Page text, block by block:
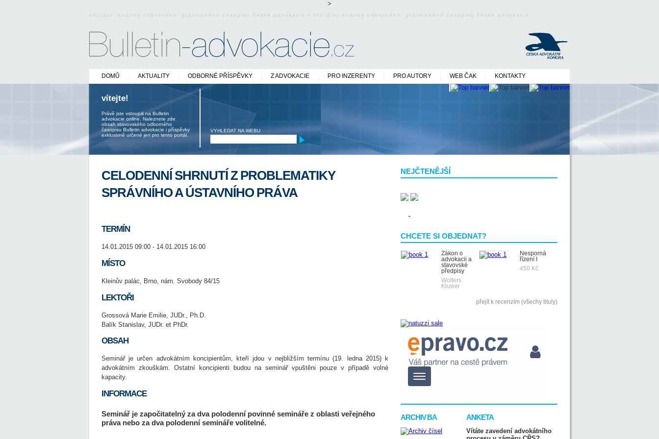
>
oficiální stránky odborného právnického časopisu české advokacie • oficiální stránky odborného právnického časopisu české advokacie
DOMŮ AKTUALITY ODBORNÉ PŘÍSPĚVKY Z ADVOKACIE PRO INZERENTY PRO AUTORY WEB ČAK KONTAKTY
vítejte!
Právě jste vstoupili na Bulletin
advokacie online. Naleznete zde
obsah stavovského odborného
časopisu Bulletin advokacie i příspěvky
exklusivně určené jen pro tento portál.
VYHLEDAT NA WEBU
NEJČTENĚJŠÍ
CHCETE SI OBJEDNAT?
Zákon o
advokacii a
stavovské
předpisy
Wolters
Kluwer
Nesporná
řízení I
450 Kč
přejít k recenzím (všechy tituly)
ARCHIV BA ANKETA
Vítáte zavedení advokátního
CELODENNÍ SHRNUTÍ Z PROBLEMATIKY
SPRÁVNÍHO A ÚSTAVNÍHO PRÁVA
TERMÍN
14.01.2015 09:00 - 14.01.2015 16:00
MÍSTO
Kleinův palác, Brno, nám. Svobody 84/15
LEKTOŘI
Grossová Marie Emilie, JUDr., Ph.D.
Balík Stanislav, JUDr. et PhDr.
OBSAH
Seminář je určen advokátním koncipientům, kteří jdou v nejbližším termínu (19. ledna 2015) k
advokátním zkouškám. Ostatní koncipienti budou na seminář vpuštěni pouze v případě volné
kapacity.
INFORMACE
Seminář je započitatelný za dva polodenní povinné semináře z oblasti veřejného
práva nebo za dva polodenní semináře volitelné.